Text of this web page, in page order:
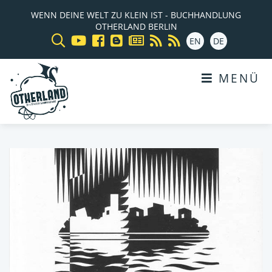
WENN DEINE WELT ZU KLEIN IST - BUCHHANDLUNG
OTHERLAND BERLIN
EN
DE
MENÜ